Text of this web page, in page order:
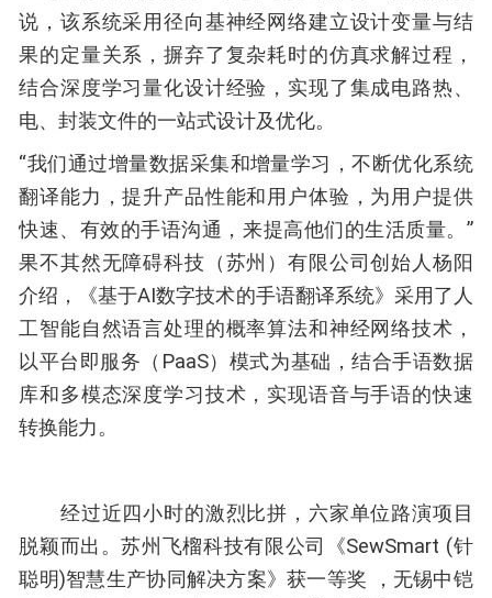
说，该系统采用径向基神经网络建立设计变量与结
果的定量关系，摒弃了复杂耗时的仿真求解过程，
结合深度学习量化设计经验，实现了集成电路热、
电、封装文件的一站式设计及优化。
“我们通过增量数据采集和增量学习，不断优化系统
翻译能力，提升产品性能和用户体验，为用户提供
快速、有效的手语沟通，来提高他们的生活质量。”
果不其然无障碍科技（苏州）有限公司创始人杨阳
介绍，《基于AI数字技术的手语翻译系统》采用了人
工智能自然语言处理的概率算法和神经网络技术，
以平台即服务（PaaS）模式为基础，结合手语数据
库和多模态深度学习技术，实现语音与手语的快速
转换能力。
经过近四小时的激烈比拼，六家单位路演项目
脱颖而出。苏州飞榴科技有限公司《SewSmart (针
聪明)智慧生产协同解决方案》获一等奖 ，无锡中铠